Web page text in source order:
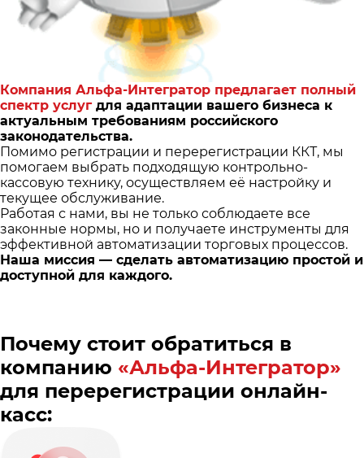
Компания Альфа-Интегратор предлагает полный
спектр услуг для адаптации вашего бизнеса к
актуальным требованиям российского
законодательства.
Помимо регистрации и перерегистрации ККТ, мы
помогаем выбрать подходящую контрольно-
кассовую технику, осуществляем её настройку и
текущее обслуживание.
Работая с нами, вы не только соблюдаете все
законные нормы, но и получаете инструменты для
эффективной автоматизации торговых процессов.
Наша миссия — сделать автоматизацию простой и
доступной для каждого.
Почему стоит обратиться в
компанию «Альфа-Интегратор»
для перерегистрации онлайн-
касс: